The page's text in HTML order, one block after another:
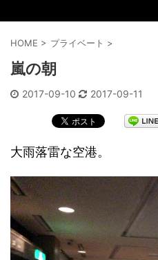
HOME > プライベート >
嵐の朝
2017-09-10 2017-09-11
大雨落雷な空港。